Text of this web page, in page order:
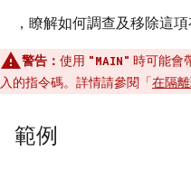
，瞭解如何調查及移除這項
警告： 使用 "MAIN" 時可能會
入的指令碼。詳情請參閱「在隔
範例